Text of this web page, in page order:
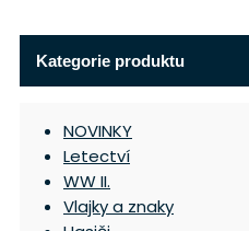
Kategorie produktu
NOVINKY
Letectví
WW II.
Vlajky a znaky